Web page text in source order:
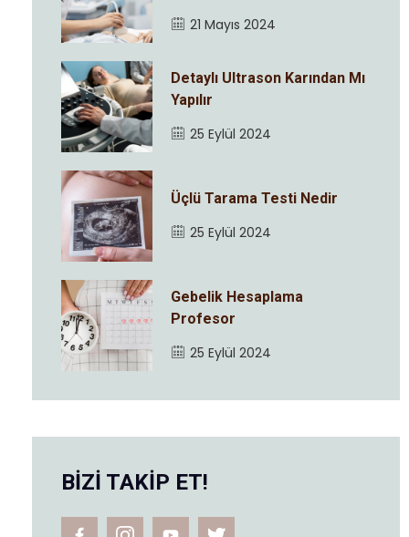
21 Mayıs 2024
Detaylı Ultrason Karından Mı
Yapılır
25 Eylül 2024
Üçlü Tarama Testi Nedir
25 Eylül 2024
Gebelik Hesaplama
Profesor
25 Eylül 2024
BİZİ TAKİP ET!